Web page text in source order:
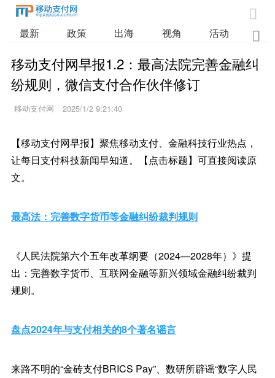

最新 政策 出海 视角 活动 业

移动支付网早报1.2：最高法院完善金融纠
纷规则，微信支付合作伙伴修订
移动支付网 2025/1/2 9:21:40
【移动支付网早报】聚焦移动支付、金融科技行业热点，
让每日支付科技新闻早知道。【点击标题】可直接阅读原
文。
最高法：完善数字货币等金融纠纷裁判规则
《人民法院第六个五年改革纲要（2024—2028年）》提
出：完善数字货币、互联网金融等新兴领域金融纠纷裁判
规则。
盘点2024年与支付相关的8个著名谣言
来路不明的“金砖支付BRICS Pay”、数研所辟谣“数字人民